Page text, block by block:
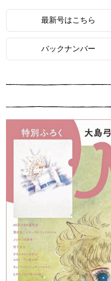
最新号はこちら
バックナンバー